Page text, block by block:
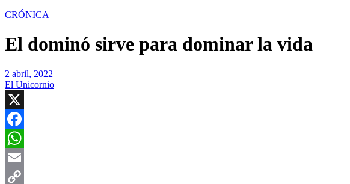
CRÓNICA
El dominó sirve para dominar la vida
2 abril, 2022
El Unicornio
X
Facebook
WhatsApp
Email